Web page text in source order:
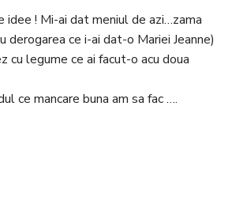
idee ! Mi-ai dat meniul de azi…zama
derogarea ce i-ai dat-o Mariei Jeanne)
cu legume ce ai facut-o acu doua
ce mancare buna am sa fac ….